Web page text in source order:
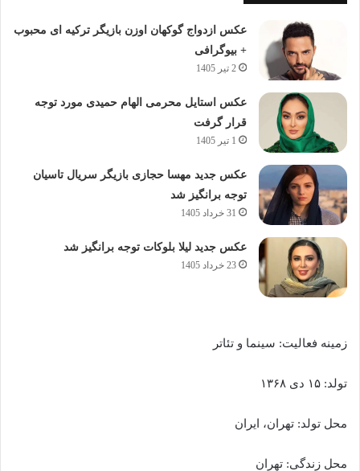
عکس ازدواج گوکهان اوزن بازیگر ترکیه ای محبوب
+ بیوگرافی
2 تیر 1405
عکس استایل محرمی الهام حمیدی مورد توجه
قرار گرفت
1 تیر 1405
عکس جدید مهسا حجازی بازیگر سریال تاسیان
توجه برانگیز شد
31 خرداد 1405
عکس جدید لیلا بلوکات توجه برانگیز شد
23 خرداد 1405
زمینه فعالیت: سینما و تئاتر
تولد: ۱۵ دی ۱۳۶۸
محل تولد: تهران، ایران
محل زندگی: تهران